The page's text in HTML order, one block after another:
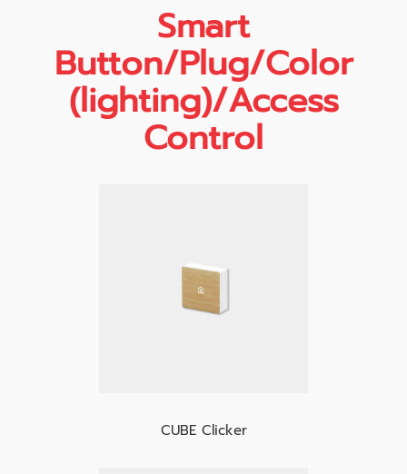
Smart
Button/Plug/Color
(lighting)/Access
Control
CUBE Clicker